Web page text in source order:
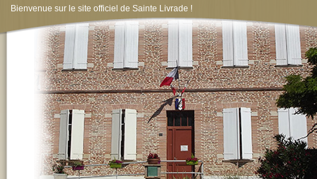
Bienvenue sur le site officiel de Sainte Livrade !